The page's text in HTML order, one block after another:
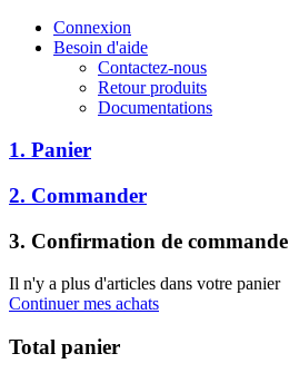
Connexion
Besoin d'aide
Contactez-nous
Retour produits
Documentations
1. Panier
2. Commander
3. Confirmation de commande
Il n'y a plus d'articles dans votre panier
Continuer mes achats
Total panier